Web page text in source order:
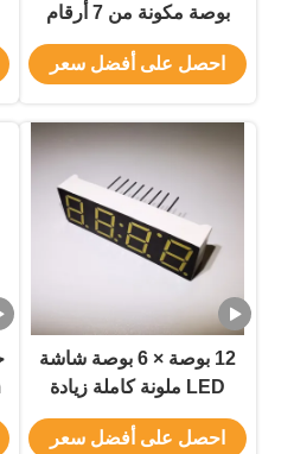
بوصة مكونة من 7 أرقام
ومكونة من 7 أجزاء بيضاء
فائقة للساعة
احصل على أفضل سعر
12 بوصة × 6 بوصة شاشة
LED ملونة كاملة زيادة
مبيعاتك مع الإعلانات المؤثرة
احصل على أفضل سعر